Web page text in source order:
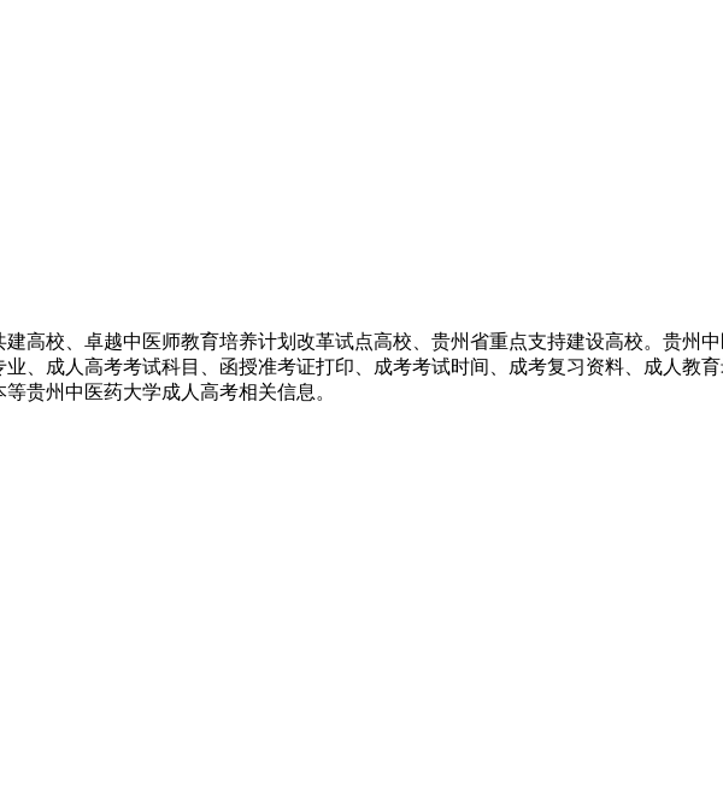
高校、卓越中医师教育培养计划改革试点高校、贵州省重点支持建设高校。贵州
、成人高考考试科目、函授准考证打印、成考考试时间、成考复习资料、成人教
贵州中医药大学成人高考相关信息。